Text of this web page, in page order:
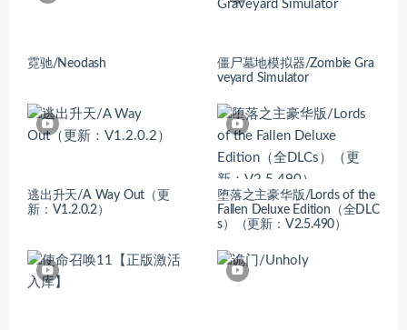
霓驰/Neodash
僵尸墓地模拟器/Zombie Gra
veyard Simulator
逃出升天/A Way Out（更
新：V1.2.0.2）
堕落之主豪华版/Lords of the
Fallen Deluxe Edition（全DLC
s）（更新：V2.5.490）